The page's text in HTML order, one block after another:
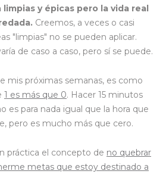
y épicas pero la vida real
Creemos, a veces o casi
"limpias" no se pueden aplicar.
de caso a caso, pero sí se puede.
mis próximas semanas, es como
1 es más que 0. Hacer 15 minutos
es para nada igual que la hora que
pero es mucho más que cero.
práctica el concepto de no quebrar
metas que estoy destinado a